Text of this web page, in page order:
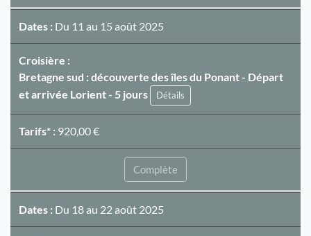
Dates : Du 11 au 15 août 2025
Croisière :
Bretagne sud : découverte des îles du Ponant - Départ
et arrivée Lorient - 5 jours
Détails
Tarifs* : 920,00 €
Complète
Dates : Du 18 au 22 août 2025